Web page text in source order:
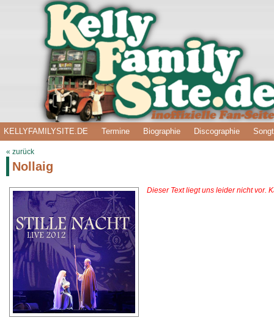
KELLYFAMILYSITE.DE Termine Biographie Discographie
« zurück
Nollaig
Dieser Text liegt uns leider nicht vor.